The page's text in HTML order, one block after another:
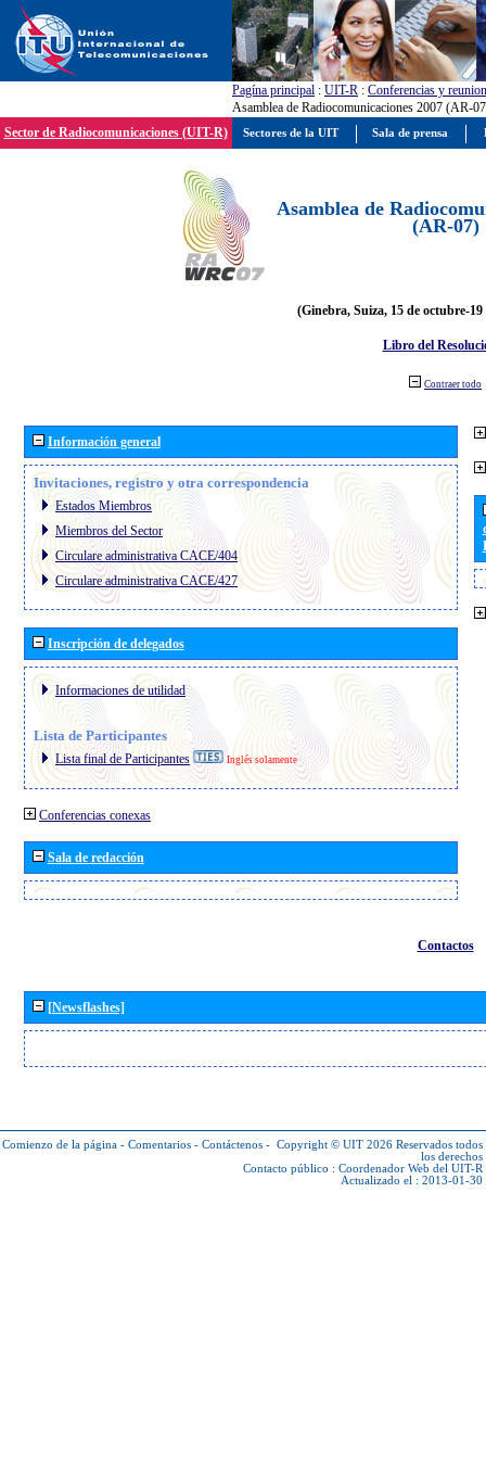
Pagína principal : UIT-R : Conferencias y
Asamblea de Radiocomunicaciones 2007 (AR-
Sector de Radiocomunicaciones (UIT-R)
Asamblea de
(AR-07)
(Ginebra, Suiza, 15 de octubre-19
Libro del
Contraer todo
Información general
Invitaciones, registro y otra correspondencia
Estados Miembros
Miembros del Sector
Circulare administrativa CACE/404
Circulare administrativa CACE/427
Inscripción de delegados
Informaciones de utilidad
Lista de Participantes
Lista final de Participantes Inglés solamente
Conferencias conexas
Sala de redacción
Contactos
[Newsflashes]
Comienzo de la página - Comentarios - Contáctenos - Copyright © UIT 2026 Reservados todos
los derechos
Contacto público : Coordenador Web del UIT-R
Actualizado el : 2013-01-30
Sectores de la UIT Sala de prensa